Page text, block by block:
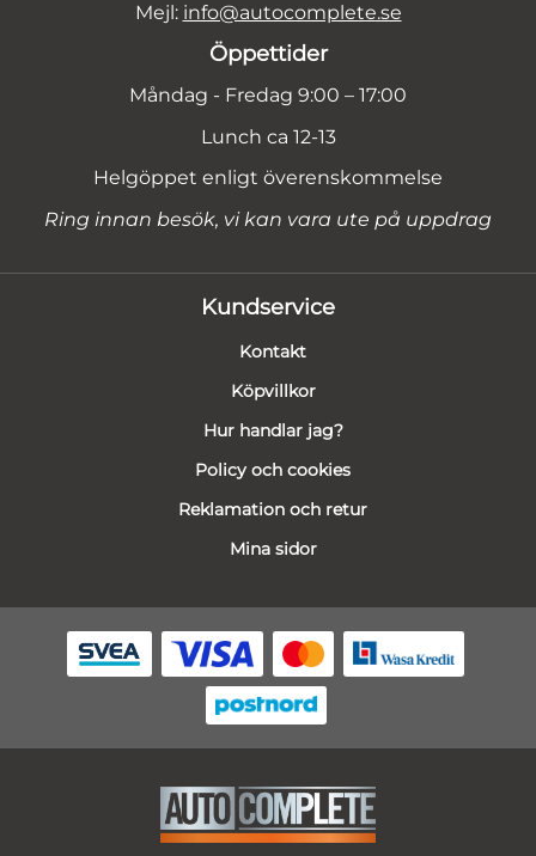
Mejl: info@autocomplete.se
Öppettider
Måndag - Fredag 9:00 – 17:00
Lunch ca 12-13
Helgöppet enligt överenskommelse
Ring innan besök, vi kan vara ute på uppdrag
Kundservice
Kontakt
Köpvillkor
Hur handlar jag?
Policy och cookies
Reklamation och retur
Mina sidor